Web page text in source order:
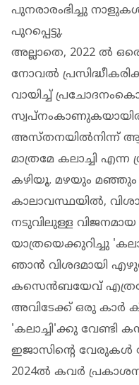
പുനരാരംഭിച്ചു
പുറപ്പെട്ടു.
അല്ലാതെ, 2022 ല്‍
നോവല്‍
വായിച്ച്
അസ്തനയില്‍നിന്ന്
മാത്രമേ കലാച്ചി
കഴിയൂ. മഴയും
കാലാവസ്ഥയില്‍,
നടുവിലുള്ള
യാത്രയെക്കുറിച്ചു
ഞാന്‍ വിശദമായി
കസെന്‍ബയേവ് എത്രയോ
അവിടേക്ക് ഒരു കാര്‍
'കലാച്ചി'ക്കു വേണ്ടി
ഇജാസിന്റെ വേരുകള്‍
2024ല്‍ കവര്‍